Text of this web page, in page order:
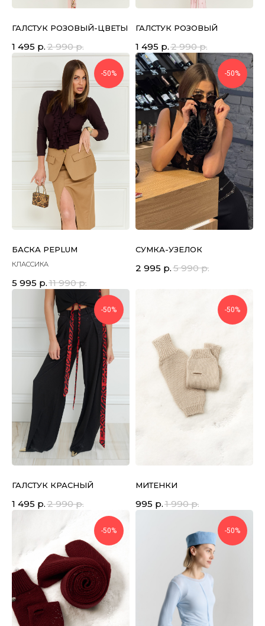
ГАЛСТУК РОЗОВЫЙ-ЦВЕТЫ
1 495 р. 2 990 р.
ГАЛСТУК РОЗОВЫЙ
1 495 р. 2 990 р.
-50%
БАСКА PEPLUM
КЛАССИКА
5 995 р. 11 990 р.
-50%
СУМКА-УЗЕЛОК
2 995 р. 5 990 р.
-50%
ГАЛСТУК КРАСНЫЙ
1 495 р. 2 990 р.
-50%
МИТЕНКИ
995 р. 1 990 р.
-50% -50%